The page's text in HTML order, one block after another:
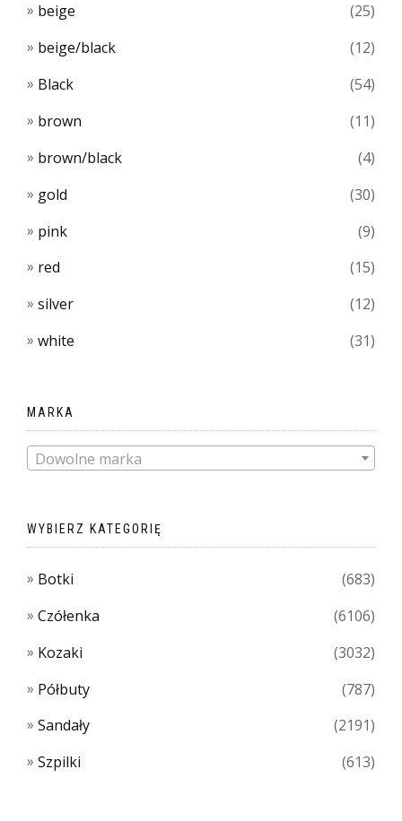
beige
(25)
beige/black
(12)
Black
(54)
brown
(11)
brown/black
(4)
gold
(30)
pink
(9)
red
(15)
silver
(12)
white
(31)
MARKA
Dowolne marka
WYBIERZ KATEGORIĘ
Botki
(683)
Czółenka
(6106)
Kozaki
(3032)
Półbuty
(787)
Sandały
(2191)
Szpilki
(613)